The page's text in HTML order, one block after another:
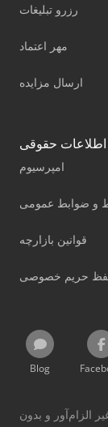
رزرو تبلیغات
مهر اعتماد
ارسال مزایده
اطلاعات حقوقی
امپرسیوم
و ضوابط عمومی
قوانین بازارچه
حریم خصوصی
Blog
الزام‌آور و بدون